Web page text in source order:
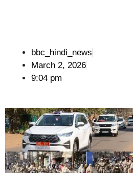
bbc_hindi_news
March 2, 2026
9:04 pm